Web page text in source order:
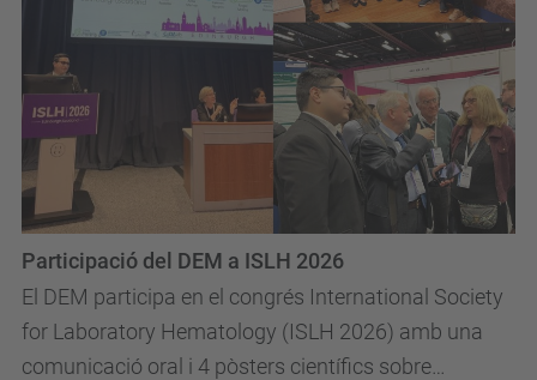
El DEM participa en el congrés International Society
for Laboratory Hematology (ISLH 2026) amb una
comunicació oral i 4 pòsters científics sobre
Participació del DEM a ISLH 2026